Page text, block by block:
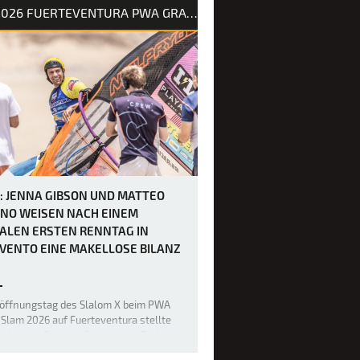
bei dem die unerbittlich
Winde keine Verschnaufpause
und die mentalen und körperlichen
der weltbesten Windsurfer bis
absoluten Grenzen bringen. Heute
2026 FUERTEVENTURA PWA GRAND SLAM
JENNA GIBSON UND MATTEO
WEISEN NACH EINEM
ERSTEN RENNTAG IN
EINE MAKELLOSE BILANZ
des Slalom X beim PWA
Slam 2026 auf Fuerteventura stellte